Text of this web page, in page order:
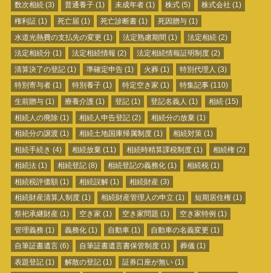
数次相続(3) 普通養子 (1) 未成年者 (1) 株式 (5) 株式会社 (1)
権利証(1) 死亡届 (1) 死亡診断書 (1) 死因贈与 (1)
水道光熱費の支払先の変更 (1) 法定熟慮期間 (1) 法定相続 (2)
法定相続分(1) 法定相続情報 (2) 法定相続情報証明制度 (2)
清算決了の登記(1) 準確定申告 (1) 火葬 (1) 特別代理人 (3)
特別寄与者(1) 特別養子 (1) 特定空き家 (1) 特集記事 (110)
生前贈与(1) 療養介護 (1) 登記 (1) 登記名義人 (1) 相続(15)
相続人の廃除(1) 相続人申告登記 (2) 相続分の放棄 (1)
相続分の譲渡(1) 相続土地国庫帰属制度 (1) 相続対策 (1)
相続手続き (4) 相続放棄 (11) 相続時精算課税制度 (1) 相続権 (2)
相続法(1) 相続登記 (8) 相続登記の義務化 (1) 相続税 (1)
相続税評価額(1) 相続誤解 (1) 相続財産 (3)
相続財産清算人制度(1) 相続財産管理人の申立 (1) 短期居住権 (1)
祭祀承継財産(1) 空き家 (1) 空き家問題 (1) 空き家特例 (1)
管理義務 (1) 義務化 (1) 自動車 (1) 自動車の名義変更 (1)
自筆証書遺言(6) 自筆証書遺言書保管制度 (1) 葬儀 (1)
表題登記(1) 解散の登記 (1) 証券口座が無い (1)